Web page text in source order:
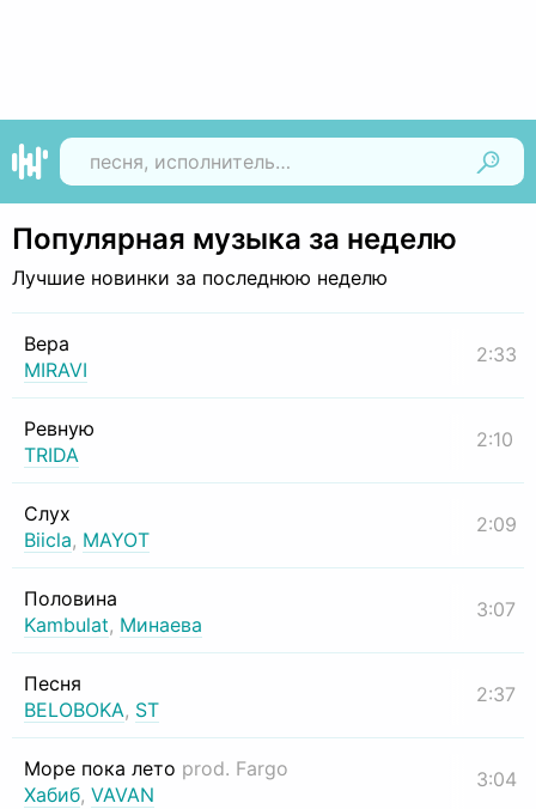
Популярная музыка за неделю
Лучшие новинки за последнюю неделю
Вера
MIRAVI
2:33
Ревную
TRIDA
2:10
Слух
Biicla, MAYOT
2:09
Половина
Kambulat, Минаева
3:07
Песня
BELOBOKA, ST
2:37
Море пока лето prod. Fargo
Хабиб, VAVAN
3:04